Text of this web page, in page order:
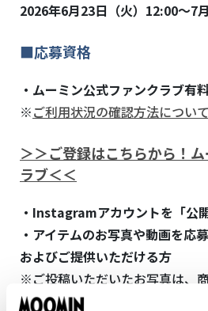
2026年6月23日（火）12:00～7
■応募資格
・ムーミン公式ファンクラブ有
※ご利用状況の確認方法につい
＞＞ご登録はこちらから！
ラブ＜＜
・Instagramアカウントを「公
・アイテムのお写真や動画を応
およびご提供いただける方
※ご投稿いただいたお写真は、
ールマガジンなどでご紹介させ